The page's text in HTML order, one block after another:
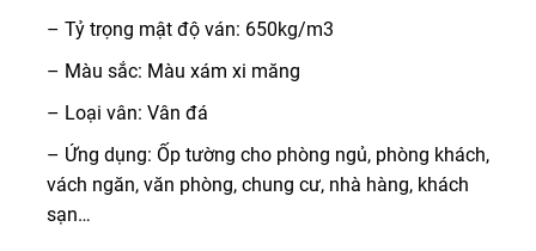
– Tỷ trọng mật độ ván: 650kg/m3
– Màu sắc: Màu xám xi măng
– Loại vân: Vân đá
– Ứng dụng: Ốp tường cho phòng ngủ, phòng khách,
vách ngăn, văn phòng, chung cư, nhà hàng, khách
sạn…